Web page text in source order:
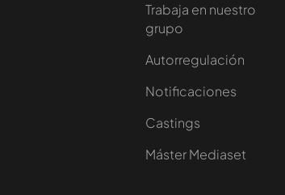
Trabaja en nuestro
grupo
Autorregulación
Notificaciones
Castings
Máster Mediaset